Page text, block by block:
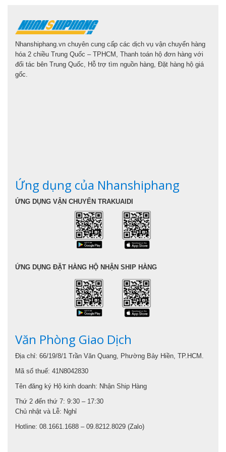
Nhanshiphang.vn chuyên cung cấp các dịch vụ vận chuyển hàng
hóa 2 chiều Trung Quốc – TPHCM, Thanh toán hộ đơn hàng với
đối tác bên Trung Quốc, Hỗ trợ tìm nguồn hàng, Đặt hàng hộ giá
gốc.
Ứng dụng của Nhanshiphang
ỨNG DỤNG VẬN CHUYỂN TRAKUAIDI
ỨNG DỤNG ĐẶT HÀNG HỘ NHẬN SHIP HÀNG
Văn Phòng Giao Dịch
Địa chỉ: 66/19/8/1 Trần Văn Quang, Phường Bảy Hiền, TP.HCM.
Mã số thuế: 41N8042830
Tên đăng ký Hộ kinh doanh: Nhận Ship Hàng
Thứ 2 đến thứ 7: 9:30 – 17:30
Chủ nhật và Lễ: Nghỉ
Hotline: 08.1661.1688 – 09.8212.8029 (Zalo)